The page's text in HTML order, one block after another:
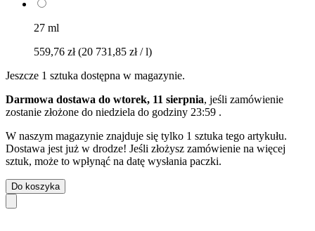
27 ml
559,76 zł(20 731,85 zł / l)
Jeszcze 1 sztuka dostępna w magazynie.
Darmowa dostawa do wtorek, 11 sierpnia, jeśli zamówienie
zostanie złożone do niedziela do godziny 23:59 .
W naszym magazynie znajduje się tylko 1 sztuka tego artykułu.
Dostawa jest już w drodze! Jeśli złożysz zamówienie na więcej
sztuk, może to wpłynąć na datę wysłania paczki.
Do koszyka